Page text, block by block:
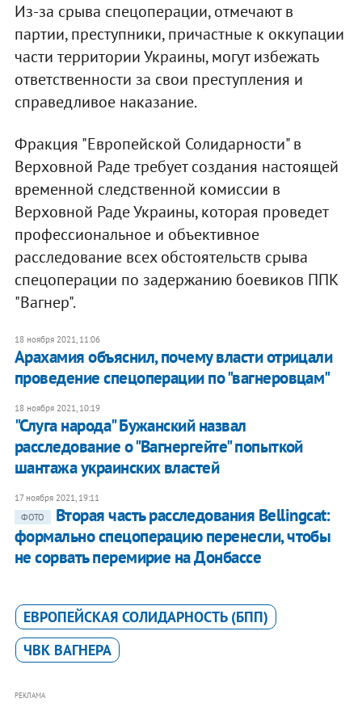
Из-за срыва спецоперации, отмечают в
партии, преступники, причастные к оккупации
части территории Украины, могут избежать
ответственности за свои преступления и
справедливое наказание.
Фракция "Европейской Солидарности" в
Верховной Раде требует создания настоящей
временной следственной комиссии в
Верховной Раде Украины, которая проведет
профессиональное и объективное
расследование всех обстоятельств срыва
спецоперации по задержанию боевиков ППК
"Вагнер".
18 ноября 2021, 11:06
Арахамия объяснил, почему власти отрицали
проведение спецоперации по "вагнеровцам"
18 ноября 2021, 10:19
"Слуга народа" Бужанский назвал
расследование о "Вагнергейте" попыткой
шантажа украинских властей
17 ноября 2021, 19:11
ФОТО
Вторая часть расследования Bellingcat:
формально спецоперацию перенесли, чтобы
не сорвать перемирие на Донбассе
ЕВРОПЕЙСКАЯ СОЛИДАРНОСТЬ (БПП)
ЧВК ВАГНЕРА
РЕКЛАМА